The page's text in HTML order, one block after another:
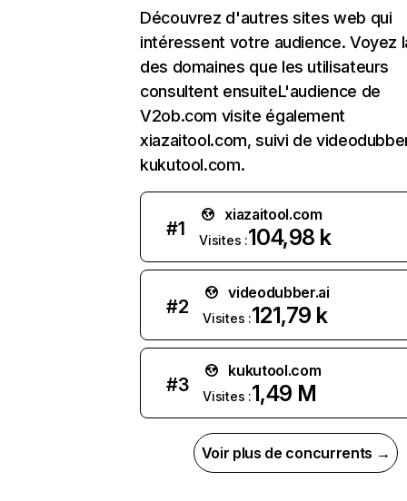
Découvrez d'autres sites web qui
intéressent votre audience. Voyez
des domaines que les utilisateurs
consultent ensuiteL'audience de
V2ob.com visite également
xiazaitool.com, suivi de
kukutool.com.
#1
xiazaitool.com
Visites :104,98 k
#2
videodubber.ai
Visites :121,79 k
#3
kukutool.com
Visites :1,49 M
Voir plus de concurrents →